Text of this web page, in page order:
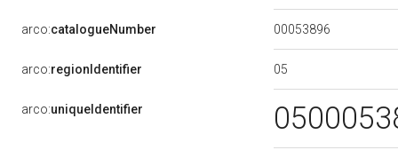
arco:catalogueNumber 00053896
arco:regionIdentifier 05
arco:uniqueIdentifier